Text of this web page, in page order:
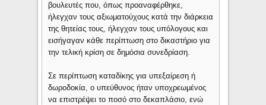
βουλευτές που, όπως προαναφέρθηκε,
ήλεγχαν τους αξιωματούχους κατά την διάρκεια
της θητείας τους, ήλεγχαν τους υπόλογους και
εισήγαγαν κάθε περίπτωση στο δικαστήριο για
την τελική κρίση σε δημόσια συνεδρίαση.
Σε περίπτωση καταδίκης για υπεξαίρεση ή
δωροδοκία, ο υπεύθυνος ήταν υποχρεωμένος
να επιστρέψει το ποσό στο δεκαπλάσιο, ενώ